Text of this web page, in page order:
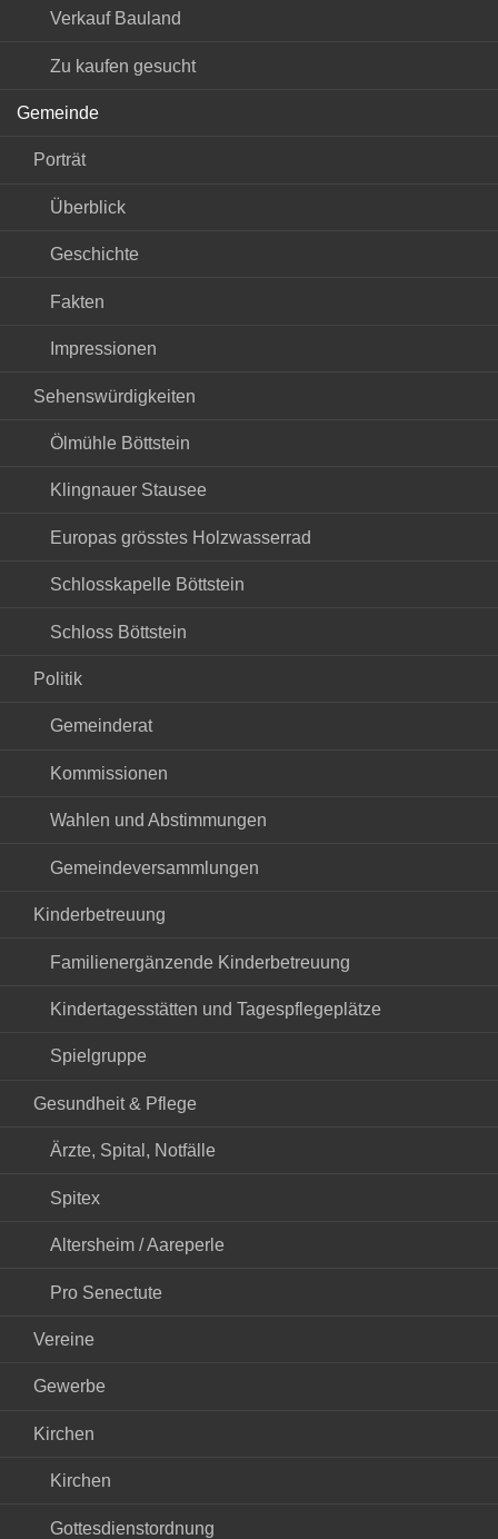
Verkauf Bauland
Zu kaufen gesucht
Gemeinde
Porträt
Überblick
Geschichte
Fakten
Impressionen
Sehenswürdigkeiten
Ölmühle Böttstein
Klingnauer Stausee
Europas grösstes Holzwasserrad
Schlosskapelle Böttstein
Schloss Böttstein
Politik
Gemeinderat
Kommissionen
Wahlen und Abstimmungen
Gemeindeversammlungen
Kinderbetreuung
Familienergänzende Kinderbetreuung
Kindertagesstätten und Tagespflegeplätze
Spielgruppe
Gesundheit & Pflege
Ärzte, Spital, Notfälle
Spitex
Altersheim / Aareperle
Pro Senectute
Vereine
Gewerbe
Kirchen
Kirchen
Gottesdienstordnung